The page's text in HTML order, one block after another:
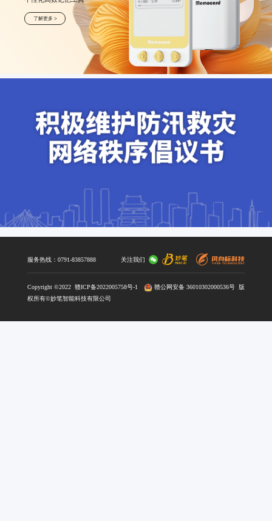
妙博士111
个性成长空间
了解更多 >
妙记卡M60
个性化高效记忆工具
了解更多 >